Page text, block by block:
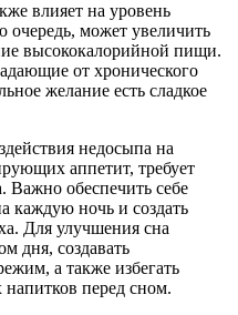
влияет на уровень
очередь, может увеличить
высококалорийной пищи.
от хронического
желание есть сладкое
недосыпа на
аппетит, требует
Важно обеспечить себе
каждую ночь и создать
Для улучшения сна
дня, создавать
а также избегать
перед сном.